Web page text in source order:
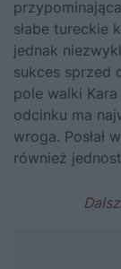
słabe tureckie
jednak
sukces sprzed
pole walki Kara
odcinku ma
wroga. Posłał
również